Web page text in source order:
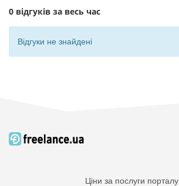
0 відгуків за весь час
Відгуки не знайдені
Ціни за послуги порталу